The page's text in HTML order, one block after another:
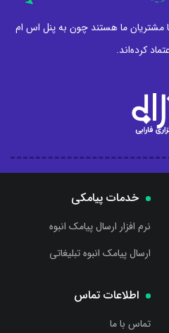
مشتریان ما هستند چون به پنل اس ام
کرده‌اند.
خدمات پیامکی
نرم افزار ارسال پیامک انبوه
ارسال پیامک انبوه تبلیغاتی
اطلاعات تماس
تماس با ما